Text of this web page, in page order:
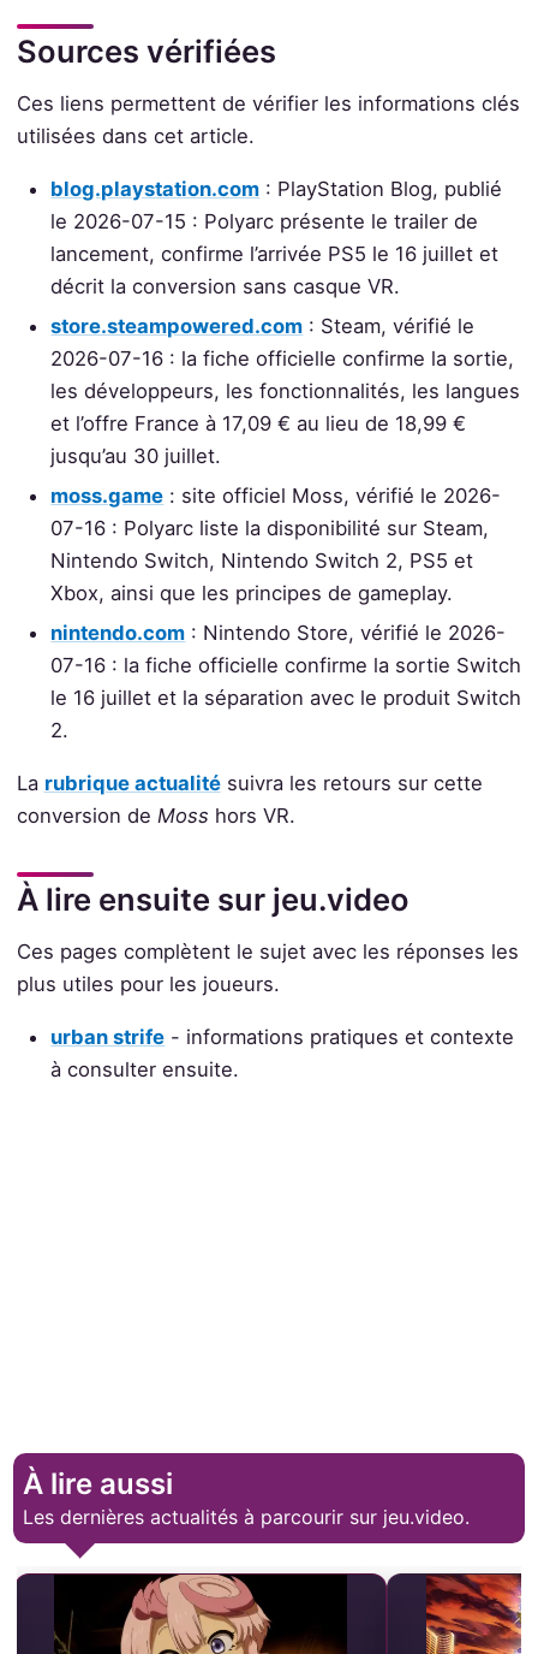
Sources vérifiées
Ces liens permettent de vérifier les informations clés
utilisées dans cet article.
blog.playstation.com : PlayStation Blog, publié
le 2026-07-15 : Polyarc présente le trailer de
lancement, confirme l’arrivée PS5 le 16 juillet et
décrit la conversion sans casque VR.
store.steampowered.com : Steam, vérifié le
2026-07-16 : la fiche officielle confirme la sortie,
les développeurs, les fonctionnalités, les langues
et l’offre France à 17,09 € au lieu de 18,99 €
jusqu’au 30 juillet.
moss.game : site officiel Moss, vérifié le 2026-
07-16 : Polyarc liste la disponibilité sur Steam,
Nintendo Switch, Nintendo Switch 2, PS5 et
Xbox, ainsi que les principes de gameplay.
nintendo.com : Nintendo Store, vérifié le 2026-
07-16 : la fiche officielle confirme la sortie Switch
le 16 juillet et la séparation avec le produit Switch
2.
La rubrique actualitésuivra les retours sur cette
conversion de Moss hors VR.
À lire ensuite sur jeu.video
Ces pages complètent le sujet avec les réponses les
plus utiles pour les joueurs.
urban strife - informations pratiques et contexte
à consulter ensuite.
À lire aussi
Les dernières actualités à parcourir sur jeu.video.